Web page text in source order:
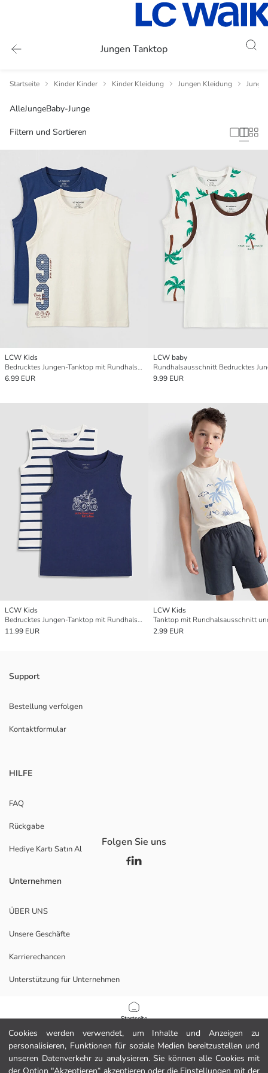
Cookies werden verwendet, um Inhalte und Anzeigen zu
personalisieren, Funktionen für soziale Medien bereitzustellen und
unseren Datenverkehr zu analysieren. Sie können alle Cookies mit
Jungen Tanktop
Startseite
Kategorien
Mein Warenkorb
Startseite Kinder Kinder Kinder Kleidung Jungen Kleidung
AlleJungeBaby-Junge
Filtern und Sortieren
LCW Kids
Bedrucktes Jungen-Tanktop mit Rundhalsausschnitt, 2er-Pack
6.99 EUR
LCW baby
9.99 EUR
LCW Kids
Bedrucktes Jungen-Tanktop mit Rundhalsausschnitt 2er-Pack
11.99 EUR
LCW Kids
2.99 EUR
Support
Bestellung verfolgen
Kontaktformular
HILFE
FAQ
Rückgabe
Hediye Kartı Satın Al
Unternehmen
ÜBER UNS
Unsere Geschäfte
Karrierechancen
Unterstützung für Unternehmen
Datenschutzerklärung und Sicherheitspolitik
Folgen Sie uns